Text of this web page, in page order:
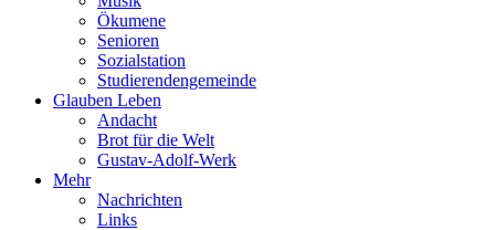
Ökumene
Senioren
Sozialstation
Studierendengemeinde
Glauben Leben
Andacht
Brot für die Welt
Gustav-Adolf-Werk
Mehr
Nachrichten
Links